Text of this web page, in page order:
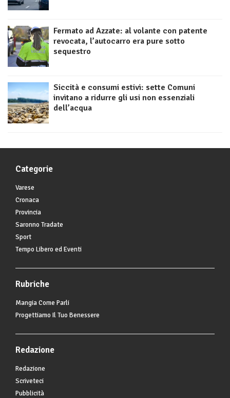
Fermato ad Azzate: al volante con patente
revocata, l’autocarro era pure sotto
sequestro
Siccità e consumi estivi: sette Comuni
invitano a ridurre gli usi non essenziali
dell’acqua
Categorie
Varese
Cronaca
Provincia
Saronno Tradate
Sport
Tempo Libero ed Eventi
Rubriche
Mangia Come Parli
Progettiamo Il Tuo Benessere
Redazione
Redazione
Scriveteci
Pubblicità